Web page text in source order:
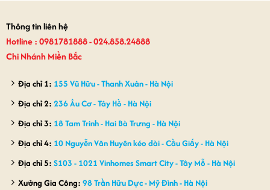
800,000₫.
Thông tin liên hệ
Hotline : 0981781888 - 024.858.24888
Chi Nhánh Miền Bắc
Địa chỉ 1: 155 Vũ Hữu - Thanh Xuân - Hà Nội
Địa chỉ 2: 236 Âu Cơ - Tây Hồ - Hà Nội
Địa chỉ 3: 18 Tam Trinh - Hai Bà Trưng - Hà Nội
Địa chỉ 4: 10 Nguyễn Văn Huyên kéo dài - Cầu Giấy - Hà Nội
Địa chỉ 5: S103 - 1021 Vinhomes Smart City - Tây Mỗ - Hà Nội
Xưởng Gia Công: 98 Trần Hữu Dực - Mỹ Đình - Hà Nội